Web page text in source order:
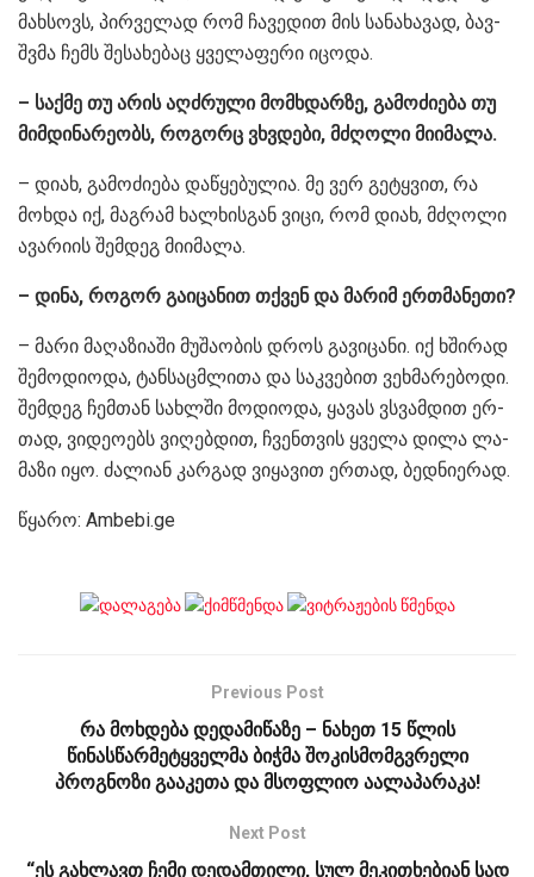
მახ­სოვს, პირ­ვე­ლად რომ ჩა­ვე­დით მის სა­ნა­ხა­ვად, ბავ­
შვმა ჩემს შე­სა­ხე­ბაც ყვე­ლა­ფე­რი იცო­და.
– საქ­მე თუ არის აღ­ძრუ­ლი მომ­ხდარ­ზე, გა­მო­ძი­ე­ბა თუ
მიმ­დი­ნა­რე­ობს, რო­გორც ვხვდე­ბი, მძღო­ლი მი­ი­მა­ლა.
– დიახ, გა­მო­ძი­ე­ბა და­წყე­ბუ­ლია. მე ვერ გე­ტყვით, რა
მოხ­და იქ, მაგ­რამ ხალ­ხის­გან ვიცი, რომ დიახ, მძღო­ლი
ავა­რი­ის შემ­დეგ მი­ი­მა­ლა.
– დინა, რო­გორ გა­ი­ცა­ნით თქვენ და მა­რიმ ერ­თმა­ნე­თი?
– მარი მა­ღა­ზი­ა­ში მუ­შა­ო­ბის დროს გა­ვი­ცა­ნი. იქ ხში­რად
შე­მო­დი­ო­და, ტან­საც­მლი­თა და საკ­ვე­ბით ვეხ­მა­რე­ბო­დი.
შემ­დეგ ჩემ­თან სახ­ლში მო­დი­ო­და, ყა­ვას ვსვამ­დით ერ­
თად, ვი­დე­ო­ებს ვი­ღებ­დით, ჩვენ­თვის ყვე­ლა დილა ლა­
მა­ზი იყო. ძა­ლი­ან კარ­გად ვი­ყა­ვით ერ­თად, ბედ­ნი­ე­რად.
წყარო: Ambebi.ge
Previous Post
რა მოხდება დედამიწაზე – ნახეთ 15 წლის
წინასწარმეტყველმა ბიჭმა შოკისმომგვრელი
პროგნოზი გააკეთა და მსოფლიო აალაპარაკა!
Next Post
“ეს გახლავთ ჩემი დედამთილი, სულ მეკითხებიან სად